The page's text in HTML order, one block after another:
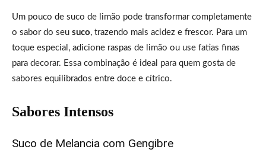
Um pouco de suco de limão pode transformar completamente
o sabor do seu suco, trazendo mais acidez e frescor. Para um
toque especial, adicione raspas de limão ou use fatias finas
para decorar. Essa combinação é ideal para quem gosta de
sabores equilibrados entre doce e cítrico.
Sabores Intensos
Suco de Melancia com Gengibre